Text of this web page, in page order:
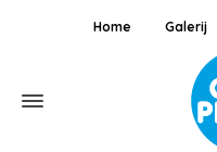
Home Galerij